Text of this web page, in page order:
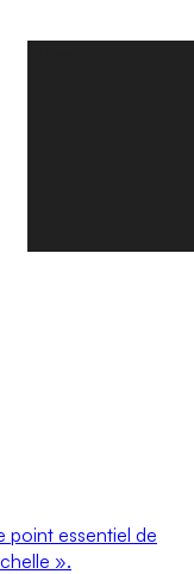
point essentiel de
».